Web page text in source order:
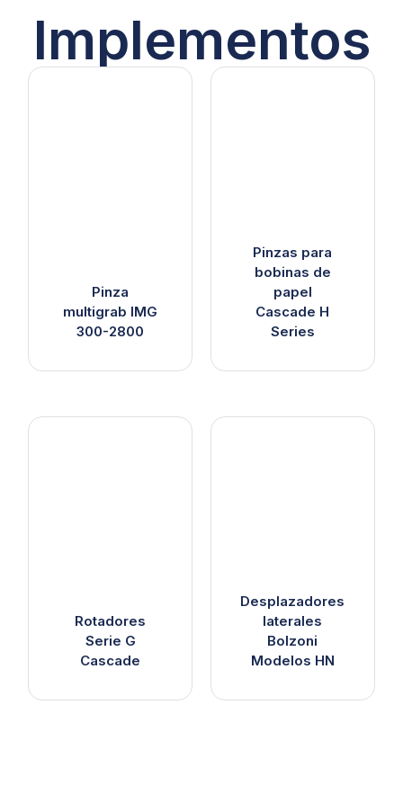
Implementos
Pinza
multigrab IMG
300-2800
Pinzas para
bobinas de
papel
Cascade H
Series
Rotadores
Serie G
Cascade
Desplazadores
laterales
Bolzoni
Modelos HN